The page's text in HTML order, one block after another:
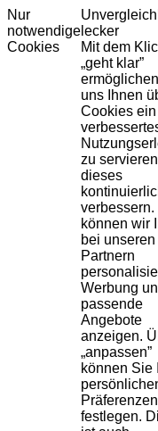
Nur
notwendige
Cookies
lecker
Mit dem
„geht klar”
uns Ihnen
Cookies ein
zu
dieses
verbessern.
können wir
bei unseren
Partnern
Werbung
passende
Angebote
anzeigen.
„anpassen”
können Sie
Präferenzen
festlegen.